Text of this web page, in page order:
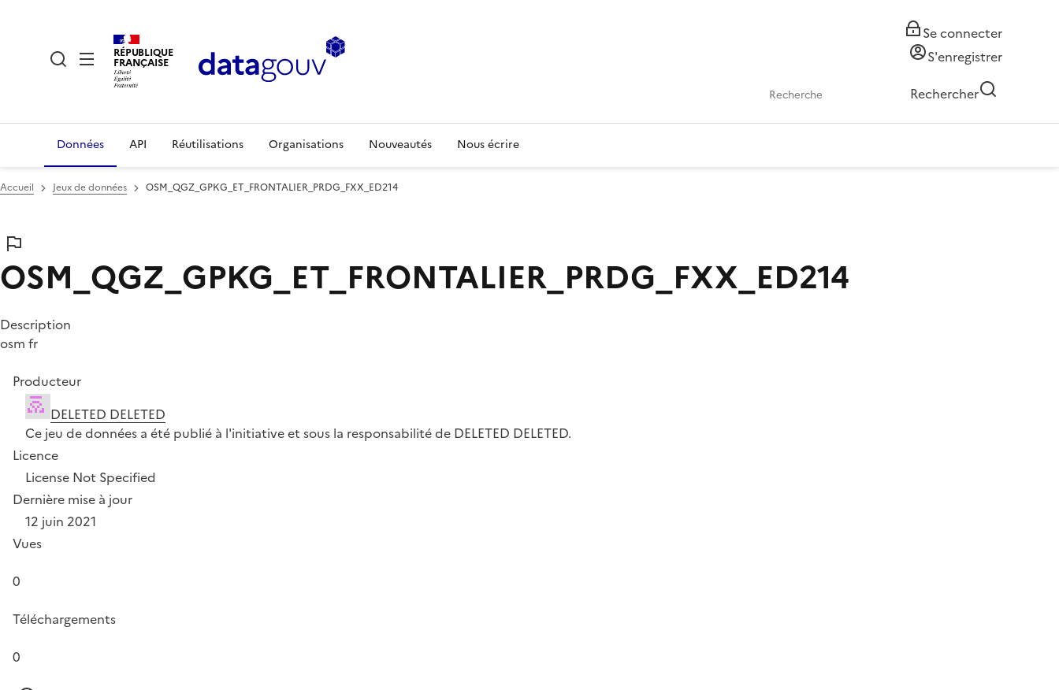
RÉPUBLIQUE
FRANÇAISE
Se connecter
S'enregistrer
Rechercher
Données API Réutilisations Organisations Nouveautés Nous écrire
Accueil Jeux de données OSM_QGZ_GPKG_ET_FRONTALIER_PRDG_FXX_ED214
OSM_QGZ_GPKG_ET_FRONTALIER_PRDG_FXX_ED214
Description
osm fr
Producteur
DELETED DELETED
Ce jeu de données a été publié à l'initiative et sous la responsabilité de DELETED DELETED.
Licence
License Not Specified
Dernière mise à jour
12 juin 2021
Vues
0
Téléchargements
0